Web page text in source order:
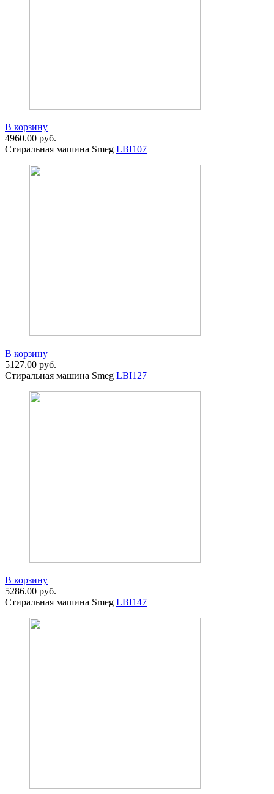
В корзину
4960.00 руб.
Стиральная машина Smeg LBI107
В корзину
5127.00 руб.
Стиральная машина Smeg LBI127
В корзину
5286.00 руб.
Стиральная машина Smeg LBI147